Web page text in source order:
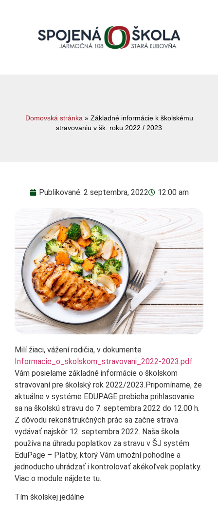
Domovská stránka» Základné informácie k školskému
stravovaniu v šk. roku 2022 / 2023
Publikované: 2 septembra, 2022 12:00 am
Milí žiaci, vážení rodičia, v dokumente
Informacie_o_skolskom_stravovani_2022-2023.pdf
Vám posielame základné informácie o školskom
stravovaní pre školský rok 2022/2023.Pripomíname, že
aktuálne v systéme EDUPAGE prebieha prihlasovanie
sa na školskú stravu do 7. septembra 2022 do 12.00 h.
Z dôvodu rekonštrukčných prác sa začne strava
vydávať najskôr 12. septembra 2022. Naša škola
používa na úhradu poplatkov za stravu v ŠJ systém
EduPage – Platby, ktorý Vám umožní pohodlne a
jednoducho uhrádzať i kontrolovať akékoľvek poplatky.
Viac o module nájdete tu.
Tím školskej jedálne